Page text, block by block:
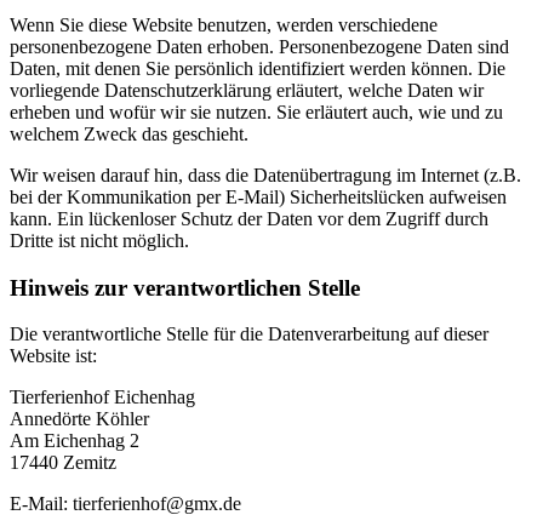
Wenn Sie diese Website benutzen, werden verschiedene
personenbezogene Daten erhoben. Personenbezogene Daten sind
Daten, mit denen Sie persönlich identifiziert werden können. Die
vorliegende Datenschutzerklärung erläutert, welche Daten wir
erheben und wofür wir sie nutzen. Sie erläutert auch, wie und zu
welchem Zweck das geschieht.
Wir weisen darauf hin, dass die Datenübertragung im Internet (z.B.
bei der Kommunikation per E-Mail) Sicherheitslücken aufweisen
kann. Ein lückenloser Schutz der Daten vor dem Zugriff durch
Dritte ist nicht möglich.
Hinweis zur verantwortlichen Stelle
Die verantwortliche Stelle für die Datenverarbeitung auf dieser
Website ist:
Tierferienhof Eichenhag
Annedörte Köhler
Am Eichenhag 2
17440 Zemitz
E-Mail: tierferienhof@gmx.de